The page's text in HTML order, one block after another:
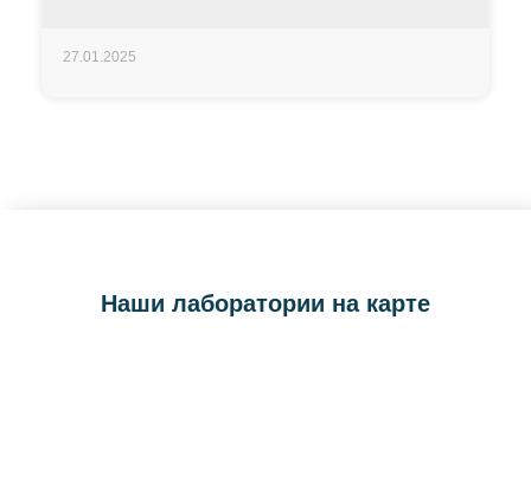
27.01.2025
Наши лаборатории на карте